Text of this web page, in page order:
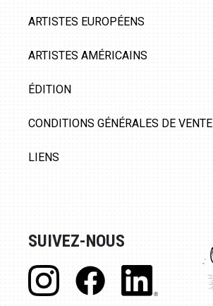
ARTISTES EUROPÉENS
ARTISTES AMÉRICAINS
ÉDITION
CONDITIONS GÉNÉRALES DE VENTE
LIENS
SUIVEZ-NOUS